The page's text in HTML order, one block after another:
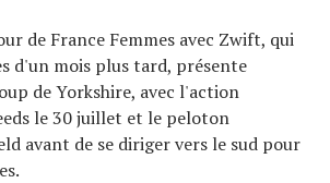
de France Femmes avec Zwift, qui
d'un mois plus tard, présente
de Yorkshire, avec l'action
le 30 juillet et le peloton
avant de se diriger vers le sud pour